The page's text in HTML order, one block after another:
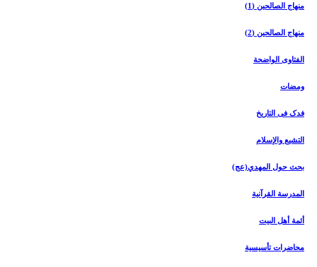
منهاج الصالحین (1)
منهاج الصالحین (2)
الفتاوی الواضحة
ومضات
فدک فی التاریخ
التشیع والإسلام
بحث حول المهدي(عج)
المدرسة القرآنیة
أئمة أهل البیت
محاضرات تأسیسیة